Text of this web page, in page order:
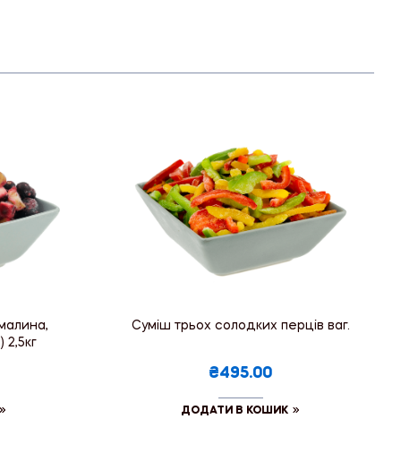
Суміш трьох солодких перців ваг.
₴495.00
ДОДАТИ В КОШИК